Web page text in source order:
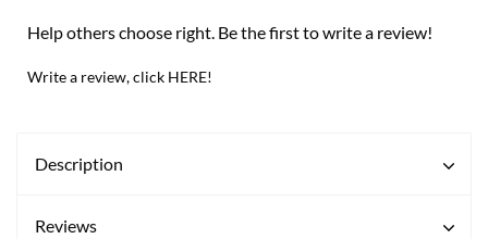
Help others choose right. Be the first to write a review!
Write a review, click HERE!
Description
Reviews